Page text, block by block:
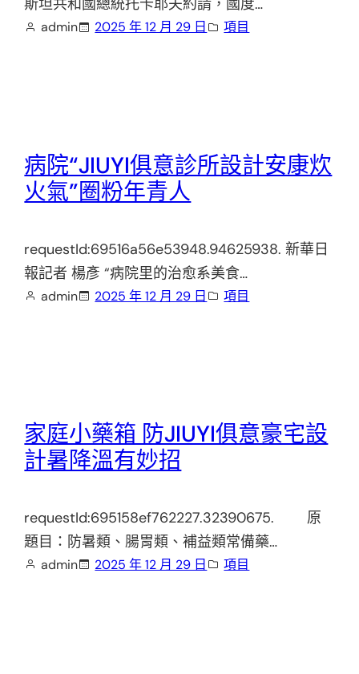
斯坦共和國總統托卡耶夫約請，國度…
admin 2025 年 12 月 29 日 項目
病院“JIUYI俱意診所設計安康炊
火氣”圈粉年青人
requestId:69516a56e53948.94625938. 新華日
報記者 楊彥 “病院里的治愈系美食…
admin 2025 年 12 月 29 日 項目
家庭小藥箱 防JIUYI俱意豪宅設
計暑降溫有妙招
requestId:695158ef762227.32390675. 原
題目：防暑類、腸胃類、補益類常備藥…
admin 2025 年 12 月 29 日 項目